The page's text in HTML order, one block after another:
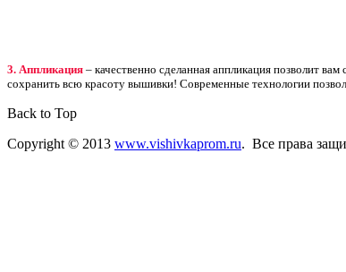
3. Аппликация – качественно сделанная аппликация позволит
сохранить всю красоту вышивки! Современные технологии
Back to Top
Copyright © 2013 www.vishivkaprom.ru. Все права